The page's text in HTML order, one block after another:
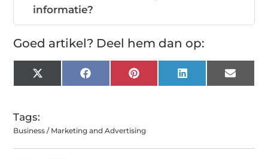
informatie?
Goed artikel? Deel hem dan op:
X
(Twitter)
FacebookPinterest LinkedIn Email
Tags:
Business / Marketing and Advertising